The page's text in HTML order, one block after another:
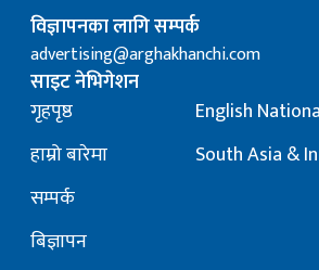
विज्ञापनका लागि सम्पर्क
advertising@arghakhanchi.com
साइट नेभिगेशन
गृहपृष्ठ
हाम्रो बारेमा
सम्पर्क
बिज्ञापन
English
South Asia &